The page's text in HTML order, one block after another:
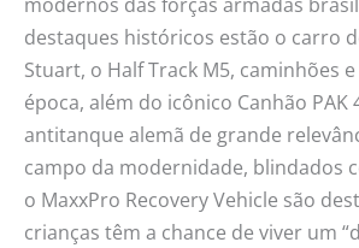
destaques históricos estão o carro
Stuart, o Half Track M5, caminhões
época, além do icônico Canhão PAK
antitanque alemã de grande
campo da modernidade, blindados
o MaxxPro Recovery Vehicle são
crianças têm a chance de viver um